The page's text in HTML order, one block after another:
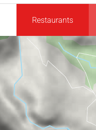
Restaurants